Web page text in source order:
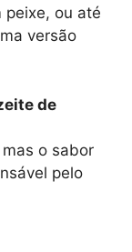
peixe, ou até
versão
de
o sabor
pelo